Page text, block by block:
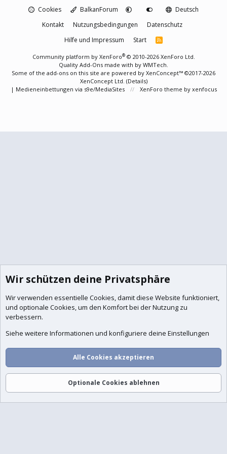
Cookies BalkanForum
Deutsch
Kontakt
Nutzungsbedingungen
Datenschutz
Hilfe und Impressum
Start
R
S
Community platform by XenForo® © 2010-2026 XenForo Ltd.
Quality Add-Ons made with by WMTech.
Some of the add-ons on this site are powered by XenConcept™ ©2017-2026
XenConcept Ltd. (Details)
| Medieneinbettungen via s9e/MediaSites XenForo theme by xenfocus
Wir schützen deine Privatsphäre
Wir verwenden essentielle Cookies, damit diese Website funktioniert,
und optionale Cookies, um den Komfort bei der Nutzung zu
verbessern.
Siehe weitere Informationen und konfiguriere deine Einstellungen
Alle Cookies akzeptieren
Optionale Cookies ablehnen